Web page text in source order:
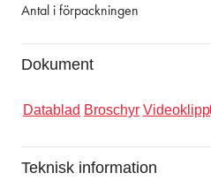
Antal i förpackningen
Dokument
Datablad Broschyr Videoklipp
Teknisk information